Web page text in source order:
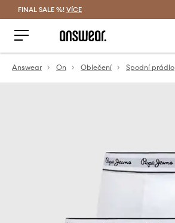
FINAL SALE %! VÍCE
Answear On Oblečení Spodní prádlo